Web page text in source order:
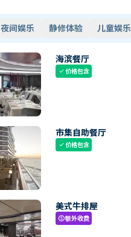
夜间娱乐 静修体验 儿童娱乐
海滨餐厅
check价格包含
市集自助餐厅
check价格包含
美式牛排屋
paid额外收费